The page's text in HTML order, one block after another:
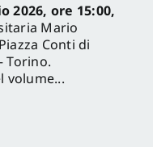
2026, ore 15:00,
Mario
Conti di
Torino.
volume...